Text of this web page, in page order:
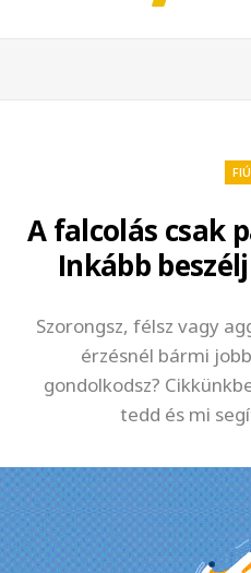
FIÚ
A falcolás csak
Inkább
Szorongsz, félsz vagy
érzésnél bármi
gondolkodsz?
tedd és mi